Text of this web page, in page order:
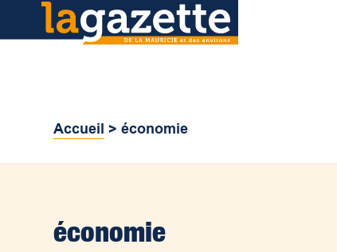
Accueil >économie
économie